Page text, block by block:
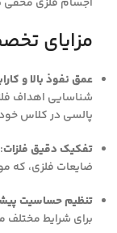
اجسام فلزی مخفی
مزایای
عمق نفوذ بالا و
پالسی در کلاس
تفکیک دقیق فلزات
ضایعات فلزی،
تنظیم حساسیت
برای شرایط